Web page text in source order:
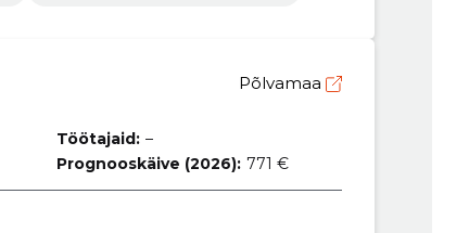
Põlvamaa
Töötajaid: –
Prognooskäive (2026): 771 €